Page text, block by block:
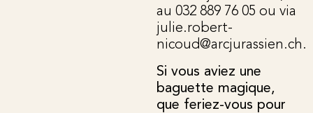
au 032 889 76 05 ou via
julie.robert-
nicoud@arcjurassien.ch.
Si vous aviez une
baguette magique,
que feriez-vous pour